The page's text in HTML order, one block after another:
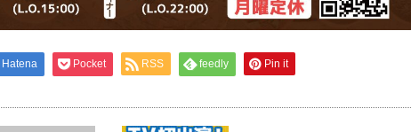
Hatena Pocket RSS feedly Pin it